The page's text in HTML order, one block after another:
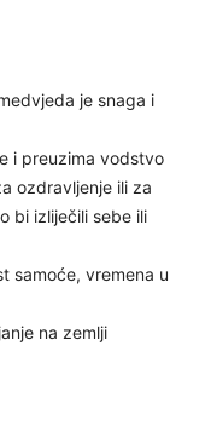
je snaga i
i preuzima vodstvo
ozdravljenje ili za
bi izliječili sebe ili
samoće, vremena u
na zemlji